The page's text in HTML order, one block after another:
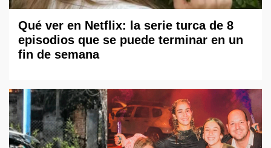
Qué ver en Netflix: la serie turca de 8
episodios que se puede terminar en un
fin de semana